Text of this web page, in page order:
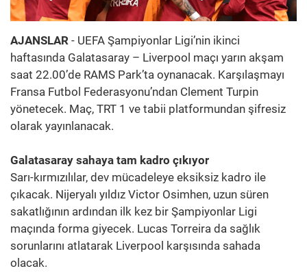
AJANSLAR - UEFA Şampiyonlar Ligi’nin ikinci
haftasında Galatasaray – Liverpool maçı yarın akşam
saat 22.00’de RAMS Park’ta oynanacak. Karşılaşmayı
Fransa Futbol Federasyonu’ndan Clement Turpin
yönetecek. Maç, TRT 1 ve tabii platformundan şifresiz
olarak yayınlanacak.
Galatasaray sahaya tam kadro çıkıyor
Sarı-kırmızılılar, dev mücadeleye eksiksiz kadro ile
çıkacak. Nijeryalı yıldız Victor Osimhen, uzun süren
sakatlığının ardından ilk kez bir Şampiyonlar Ligi
maçında forma giyecek. Lucas Torreira da sağlık
sorunlarını atlatarak Liverpool karşısında sahada
olacak.